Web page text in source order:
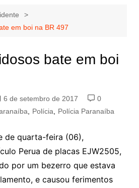
em boi na BR 497
bate em boi
6 de setembro de 2017
0
Polícia Polícia Paranaíba
de quarta-feira (06),
Perua de placas EJW2505,
por um bezerro que estava
e causou ferimentos